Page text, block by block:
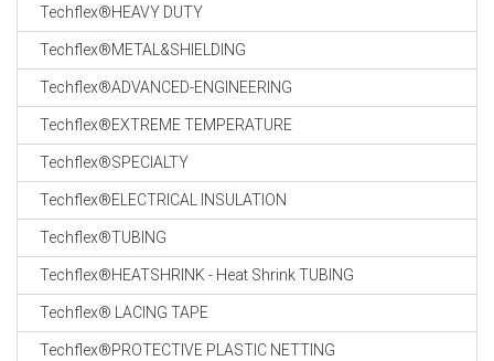
Techflex®HEAVY DUTY
Techflex®METAL&SHIELDING
Techflex®ADVANCED-ENGINEERING
Techflex®EXTREME TEMPERATURE
Techflex®SPECIALTY
Techflex®ELECTRICAL INSULATION
Techflex®TUBING
Techflex®HEATSHRINK - Heat Shrink TUBING
Techflex® LACING TAPE
Techflex®PROTECTIVE PLASTIC NETTING